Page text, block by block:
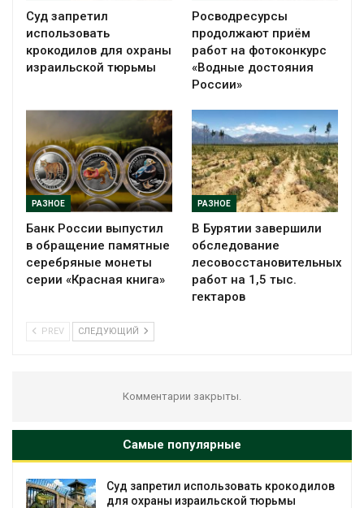
Суд запретил
использовать
крокодилов для охраны
израильской тюрьмы
Росводресурсы
продолжают приём
работ на фотоконкурс
«Водные достояния
России»
РАЗНОЕ
Банк России выпустил
в обращение памятные
серебряные монеты
серии «Красная книга»
РАЗНОЕ
В Бурятии завершили
обследование
лесовосстановительных
работ на 1,5 тыс.
гектаров
PREV СЛЕДУЮЩИЙ
Комментарии закрыты.
Самые популярные
Суд запретил использовать крокодилов
для охраны израильской тюрьмы